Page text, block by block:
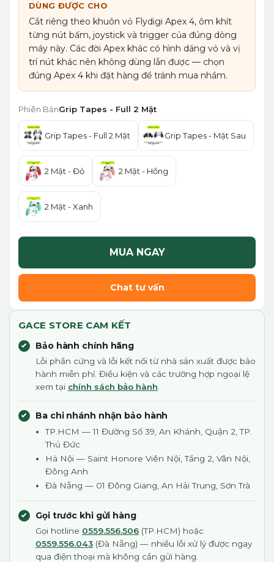
DÙNG ĐƯỢC CHO
Cắt riêng theo khuôn vỏ Flydigi Apex 4, ôm khít
từng nút bấm, joystick và trigger của đúng dòng
máy này. Các đời Apex khác có hình dáng vỏ và vị
trí nút khác nên không dùng lẫn được — chọn
đúng Apex 4 khi đặt hàng để tránh mua nhầm.
Phiên BảnGrip Tapes - Full 2 Mặt
Grip Tapes - Full 2 Mặt Grip Tapes - Mặt Sau
2 Mặt - Đỏ 2 Mặt - Hồng
2 Mặt - Xanh
MUA NGAY
Chat tư vấn
GACE STORE CAM KẾT
Bảo hành chính hãng
Lỗi phần cứng và lỗi kết nối từ nhà sản xuất được bảo
hành miễn phí. Điều kiện và các trường hợp ngoại lệ
xem tại chính sách bảo hành
Ba chi nhánh nhận bảo hành
TP.HCM — 11 Đường Số 39, An Khánh, Quận 2, TP.
Thủ Đức
Hà Nội — Saint Honore Viên Nội, Tầng 2, Vân Nội,
Đông Anh
Đà Nẵng — 01 Đông Giang, An Hải Trung, Sơn Trà
Gọi trước khi gửi hàng
Gọi hotline 0559.556.506 (TP.HCM) hoặc
0559.556.043 (Đà Nẵng) — nhiều lỗi xử lý được ngay
qua điện thoại mà không cần gửi hàng.